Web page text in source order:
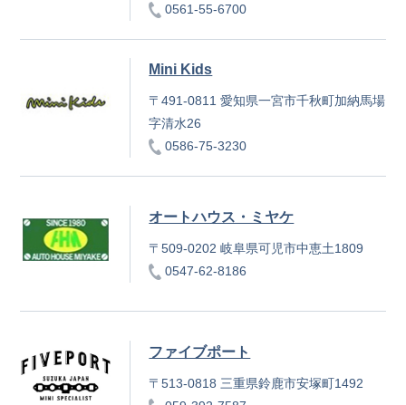
0561-55-6700
Mini Kids
〒491-0811 愛知県一宮市千秋町加納馬場
字清水26
0586-75-3230
オートハウス・ミヤケ
〒509-0202 岐阜県可児市中恵土1809
0547-62-8186
ファイブポート
〒513-0818 三重県鈴鹿市安塚町1492